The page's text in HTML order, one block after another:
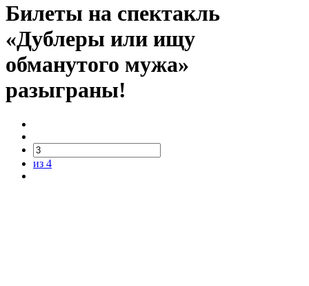
Билеты на спектакль
«Дублеры или ищу
обманутого мужа»
разыграны!
из 4